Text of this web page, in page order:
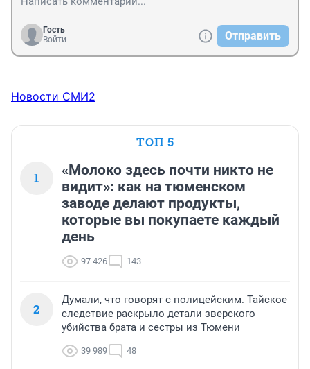
Гость
Войти
Отправить
Новости СМИ2
ТОП 5
1
«Молоко здесь почти никто не
видит»: как на тюменском
заводе делают продукты,
которые вы покупаете каждый
день
97 426 143
2
Думали, что говорят с полицейским. Тайское
следствие раскрыло детали зверского
убийства брата и сестры из Тюмени
39 989 48